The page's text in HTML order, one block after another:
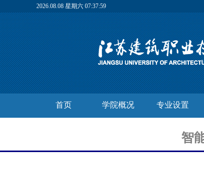
2026.08.08 星期六 07:38:00
首页 学院概况 专业设置
智